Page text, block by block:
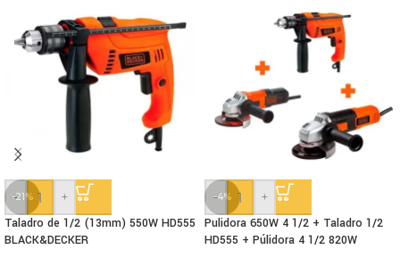
-21%
-
+
Taladro de 1/2 (13mm) 550W HD555
BLACK&DECKER
-4%
-
+
Pulidora 650W 4 1/2 + Taladro 1/2
HD555 + Púlidora 4 1/2 820W